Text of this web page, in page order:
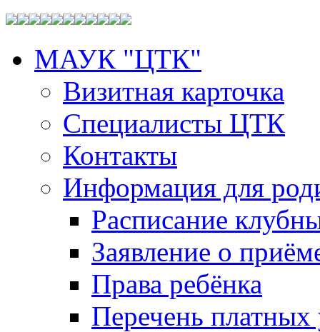
МАУК "ЦТК"
Визитная карточка
Специалисты ЦТК
Контакты
Информация для
Расписание
Заявление о
Права ребёнка
Перечень платных